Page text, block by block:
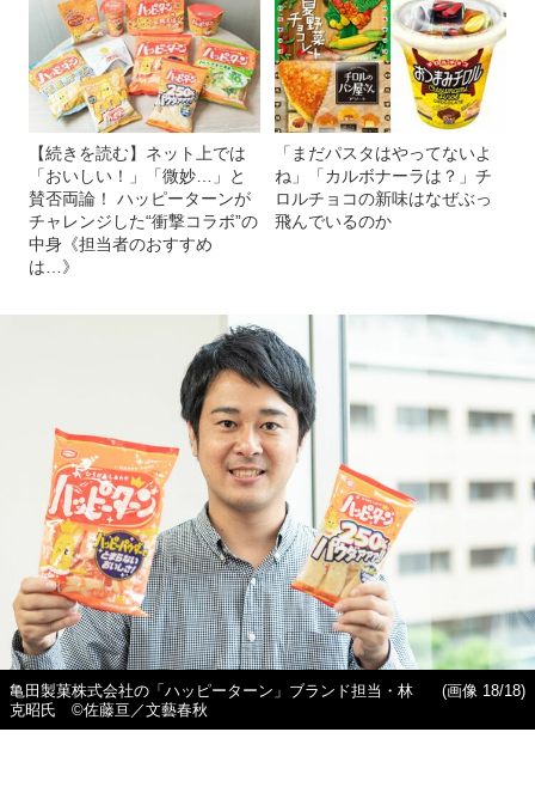
【続きを読む】ネット上では
「おいしい！」「微妙…」と
賛否両論！ ハッピーターンが
チャレンジした“衝撃コラボ”の
中身《担当者のおすすめ
は…》
「まだパスタはやってないよ
ね」「カルボナーラは？」チ
ロルチョコの新味はなぜぶっ
飛んでいるのか
亀田製菓株式会社の「ハッピーターン」ブランド担当・林
克昭氏 ©佐藤亘／文藝春秋
(画像 18/18)